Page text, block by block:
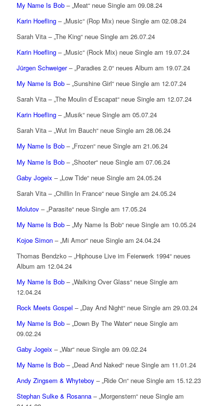
My Name Is Bob– „Meat“ neue Single am 09.08.24
Karin Hoefling– „Music“ (Rop Mix) neue Single am 02.08.24
Sarah Vita – „The King“ neue Single am 26.07.24
Karin Hoefling– „Music“ (Rock Mix) neue Single am 19.07.24
Jürgen Schweiger– „Paradies 2.0“ neues Album am 19.07.24
My Name Is Bob– „Sunshine Girl“ neue Single am 12.07.24
Sarah Vita – „The Moulin d`Escapat“ neue Single am 12.07.24
Karin Hoefling– „Musik“ neue Single am 05.07.24
Sarah Vita – „Wut Im Bauch“ neue Single am 28.06.24
My Name Is Bob– „Frozen“ neue Single am 21.06.24
My Name Is Bob– „Shooter“ neue Single am 07.06.24
Gaby Jogeix – „Low Tide“ neue Single am 24.05.24
Sarah Vita – „Chillin In France“ neue Single am 24.05.24
Molutov– „Parasite“ neue Single am 17.05.24
My Name Is Bob– „My Name Is Bob“ neue Single am 10.05.24
Kojoe Simon– „Mi Amor“ neue Single am 24.04.24
Thomas Bendzko – „Hiphouse Live im Feierwerk 1994“ neues
Album am 12.04.24
My Name Is Bob– „Walking Over Glass“ neue Single am
12.04.24
Rock Meets Gospel – „Day And Night“ neue Single am 29.03.24
My Name Is Bob– „Down By The Water“ neue Single am
09.02.24
Gaby Jogeix – „War“ neue Single am 09.02.24
My Name Is Bob– „Dead And Naked“ neue Single am 11.01.24
Andy Zingsem & Whyteboy – „Ride On“ neue Single am 15.12.23
Stephan Sulke & Rosanna– „Morgenstern“ neue Single am